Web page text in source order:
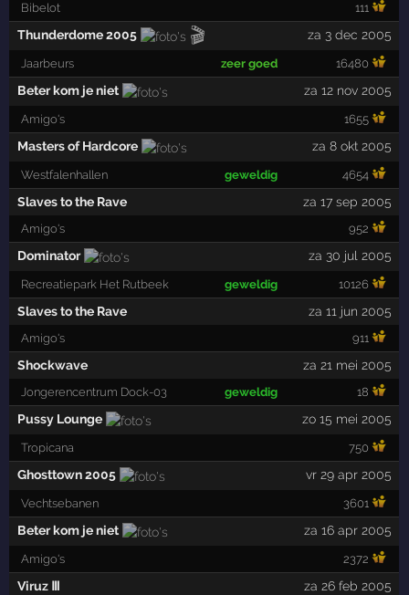
Bibelot 111
Thunderdome 2005 🎬 za 3 dec 2005
Jaarbeurs zeer goed 16480
Beter kom je niet za 12 nov 2005
Amigo's 1655
Masters of Hardcore za 8 okt 2005
Westfalenhallen geweldig 4654
Slaves to the Rave za 17 sep 2005
Amigo's 952
Dominator za 30 jul 2005
Recreatiepark Het Rutbeek geweldig 10126
Slaves to the Rave za 11 jun 2005
Amigo's 911
Shockwave za 21 mei 2005
Jongerencentrum Dock-03 geweldig 18
Pussy Lounge zo 15 mei 2005
Tropicana 750
Ghosttown 2005 vr 29 apr 2005
Vechtsebanen 3601
Beter kom je niet za 16 apr 2005
Amigo's 2372
Viruz Ⅲ za 26 feb 2005